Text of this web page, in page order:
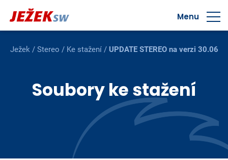
Menu
Ježek/ Stereo / Ke stažení/ UPDATE STEREO na verzi 30.06
Soubory ke stažení